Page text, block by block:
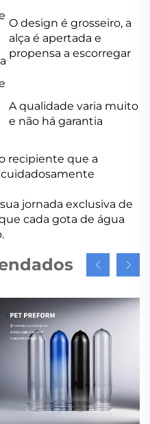
O design é grosseiro, a
alça é apertada e
propensa a escorregar
A qualidade varia muito
e não há garantia
recipiente que a
jornada exclusiva de
cada gota de água